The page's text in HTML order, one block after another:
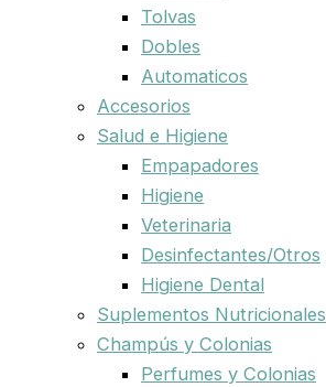
Tolvas
Dobles
Automaticos
Accesorios
Salud e Higiene
Empapadores
Higiene
Veterinaria
Desinfectantes/Otros
Higiene Dental
Suplementos Nutricionales
Champús y Colonias
Perfumes y Colonias